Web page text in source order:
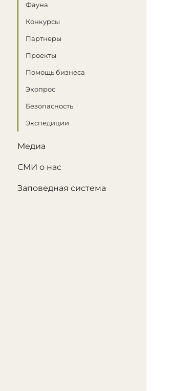
Фауна
Конкурсы
Партнеры
Проекты
Помощь бизнеса
Экопрос
Безопасность
Экспедиции
Медиа
СМИ о нас
Заповедная система